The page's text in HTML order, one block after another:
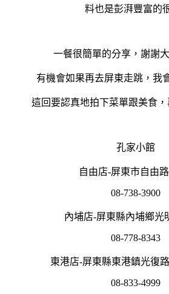
料也是彭湃豐富的
一餐很簡單的分享，謝謝
有機會如果再去屏東走跳，我
這回要認真地拍下菜單跟美食
孔家小館
自由店-屏東市自由
08-738-3900
內埔店-屏東縣內埔鄉光
08-778-8343
東港店-屏東縣東港鎮光復
08-833-4999